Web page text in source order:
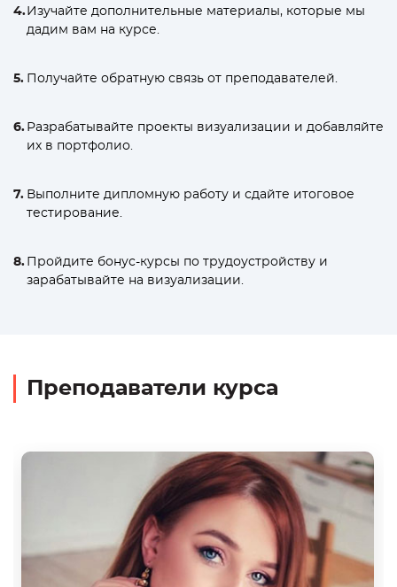
Изучайте дополнительные материалы, которые мы
дадим вам на курсе.
Получайте обратную связь от преподавателей.
Разрабатывайте проекты визуализации и добавляйте
их в портфолио.
Выполните дипломную работу и сдайте итоговое
тестирование.
Пройдите бонус-курсы по трудоустройству и
зарабатывайте на визуализации.
Преподаватели курса